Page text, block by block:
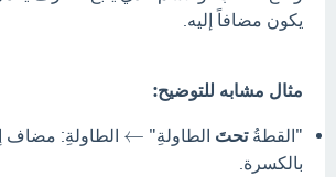
يكون مضافاً إليه.
مثال مشابه للتوضيح:
"القطةُتحتَ الطاولةِ"
الطاولةِ: مضاف
بالكسرة.